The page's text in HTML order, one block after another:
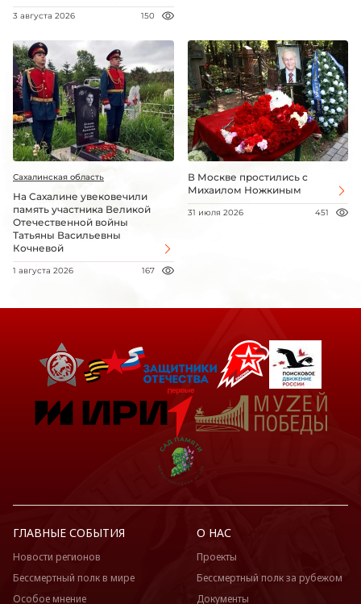
3 августа 2026 150
Сахалинская область
На Сахалине увековечили
память участника Великой
Отечественной войны
Татьяны Васильевны
Кочневой
1 августа 2026 167
В Москве простились с
Михаилом Ножкиным
31 июля 2026 451
ГЛАВНЫЕ СОБЫТИЯ
Новости регионов
Бессмертный полк в мире
Особое мнение
О НАС
Проекты
Бессмертный полк за рубежом
Документы